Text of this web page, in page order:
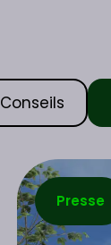
Conseils
Presse